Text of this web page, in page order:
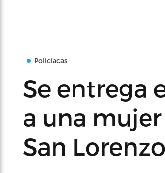
Policíacas
Se entrega
a una
San Lorenzo